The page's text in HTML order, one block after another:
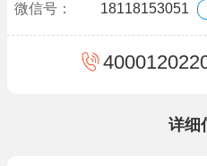
微信号： 18118153051
详细